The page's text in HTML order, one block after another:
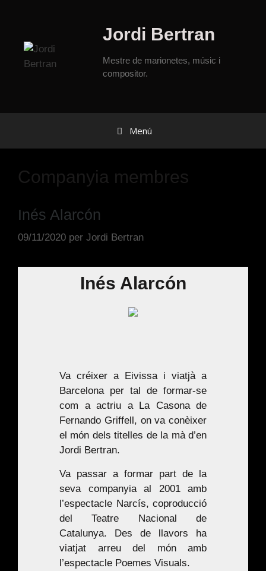
Jordi Bertran
Mestre de marionetes, músic i
compositor.
Menú
Companyia membres
Inés Alarcón
09/11/2020 per Jordi Bertran
Inés Alarcón
Va créixer a Eivissa i viatjà a
Barcelona per tal de formar-se
com a actriu a La Casona de
Fernando Griffell, on va conèixer
el món dels titelles de la mà d’en
Jordi Bertran.
Va passar a formar part de la
seva companyia al 2001 amb
l’espectacle Narcís, coproducció
del Teatre Nacional de
Catalunya. Des de llavors ha
viatjat arreu del món amb
l’espectacle Poemes Visuals.